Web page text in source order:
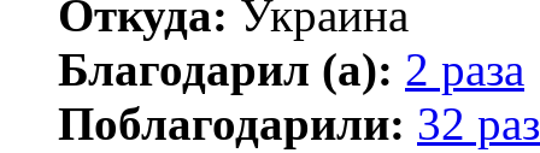
Откуда: Украина
Благодарил (а): 2 раза
Поблагодарили: 32